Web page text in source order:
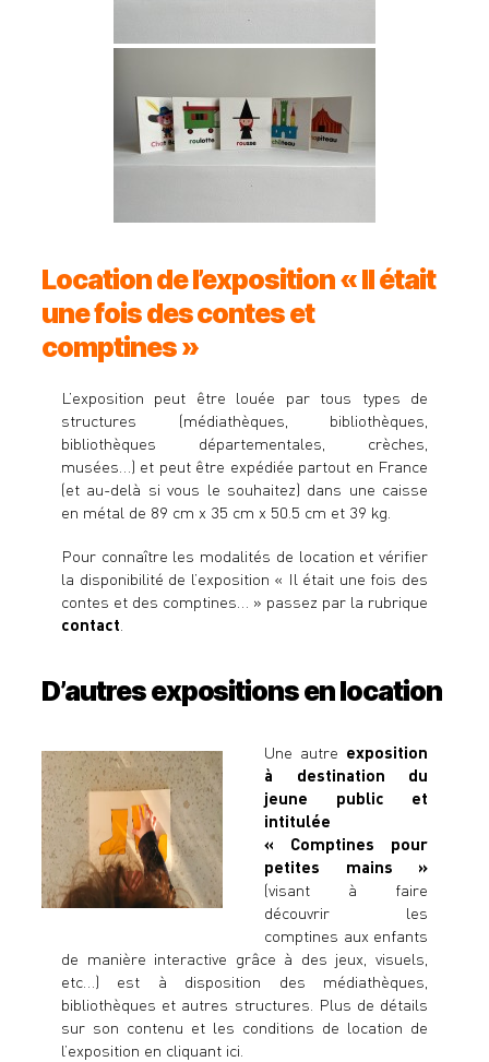
Location de l’exposition « Il était
une fois des contes et
comptines »
L’exposition peut être louée par tous types de
structures (médiathèques, bibliothèques,
bibliothèques départementales, crèches,
musées…) et peut être expédiée partout en France
(et au-delà si vous le souhaitez) dans une caisse
en métal de 89 cm x 35 cm x 50.5 cm et 39 kg.
Pour connaître les modalités de location et vérifier
la disponibilité de l’exposition « Il était une fois des
contes et des comptines… » passez par la rubrique
contact
D’autres expositions en location
Une autre exposition
à destination du
jeune public et
intitulée
« Comptines pour
petites mains »
(visant à faire
découvrir les
comptines aux enfants
de manière interactive grâce à des jeux, visuels,
etc…) est à disposition des médiathèques,
bibliothèques et autres structures. Plus de détails
sur son contenu et les conditions de location de
l’exposition en cliquant ici